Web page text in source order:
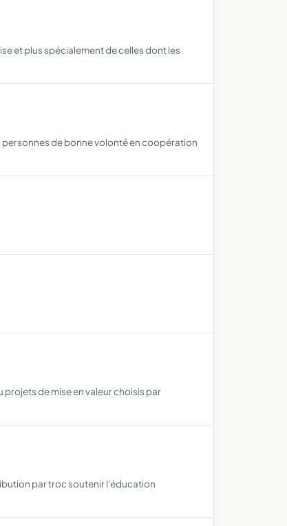
et plus spécialement de celles dont les
personnes de bonne volonté en coopération
de mise en valeur choisis par
par troc soutenir l'éducation